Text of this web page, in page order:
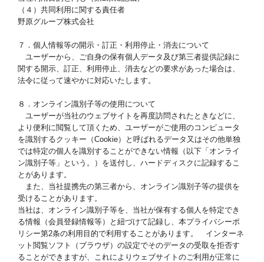
（４）共同利用に関する責任者
野原グループ株式会社
７．個人情報等の開示・訂正・利用停止・消去について
ユーザーから、ご自身の保有個人データ及び第三者提供記録に
関する開示、訂正、利用停止、消去などの要求があった場合は、
法令に従って速やかに対応いたします。
８．オンライン識別子等の使用について
ユーザーが当社のウェブサイトを再度訪問されたときなどに、
より便利に閲覧して頂くため、ユーザーがご使用のコンピュータ
を識別するクッキー（Cookie）と呼ばれるデータ又はその他単独
では特定の個人を識別することができない情報（以下「オンライ
ン識別子等」という。）を送付し、ハードディスクに記録するこ
とがあります。
また、当社提携先の第三者から、オンライン識別子等の提供を
受けることがあります。
当社は、オンライン識別子等を、当社が保有する個人を特定でき
る情報（会員登録情報等）と紐づけて記録し、本プライバシーポ
リシー第2条の利用目的で利用することがあります。 インターネ
ット閲覧ソフト（ブラウザ）の設定でそのデータの受取を拒否す
ることができますが、これによりウェブサイトのご利用が正常に